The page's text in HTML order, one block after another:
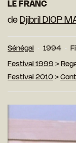
LE FRANC
de Djibril DIOP
Sénégal 1994
Festival 1999 >
Festival 2010 >